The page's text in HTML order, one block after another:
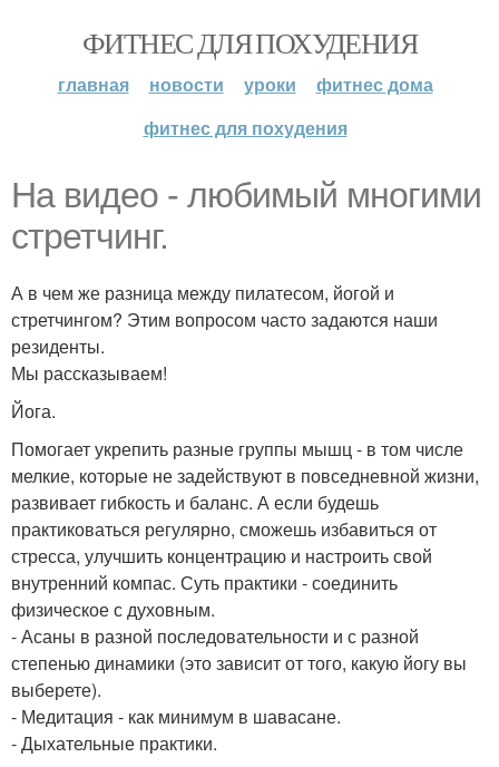
ФИТНЕС ДЛЯ ПОХУДЕНИЯ
главная новости уроки
фитнес дома
фитнес для похудения
На видео - любимый многими
стретчинг.
А в чем же разница между пилатесом, йогой и
стретчингом? Этим вопросом часто задаются наши
резиденты.
Мы рассказываем!
Йога.
Помогает укрепить разные группы мышц - в том числе
мелкие, которые не задействуют в повседневной жизни,
развивает гибкость и баланс. А если будешь
практиковаться регулярно, сможешь избавиться от
стресса, улучшить концентрацию и настроить свой
внутренний компас. Суть практики - соединить
физическое с духовным.
- Асаны в разной последовательности и с разной
степенью динамики (это зависит от того, какую йогу вы
выберете).
- Медитация - как минимум в шавасане.
- Дыхательные практики.